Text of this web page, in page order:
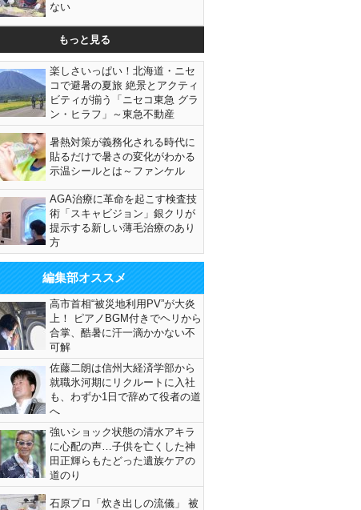
ない
もっと見る
楽しさいっぱい！北海道・ニセ
コで避暑の夏旅 絶景とアクティ
ビティが揃う「ニセコ東急 グラ
ン・ヒラフ」～東急不動産
暑熱対策が義務化される時代に
貼るだけで暑さの変化がわかる
示温シールとは～ファンケル
AGA治療に革命を起こす検査技
術「スキャビジョン」銀クリが
提示する新しい薄毛治療のあり
方
編集部オススメ
高市首相“被災地利用PV”が大炎
上！ ピアノBGM付きでヘリから
合掌、酷暑に汗一滴かかない不
可解
佐藤二朗は信州大経済学部から
就職氷河期にリクルートに入社
も、わずか1日で辞めて役者の道
へ
強いショック状態の清水アキラ
に心配の声…子供を亡くした神
田正輝らもたどった遺族ケアの
道のり
石原プロ「炊き出しの流儀」 被